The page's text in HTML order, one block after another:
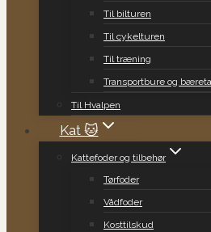
Til bilturen
Til cykelturen
Til træning
Transportbure og
Til Hvalpen
Kat 🐱
Kattefoder og tilbehør
Tørfoder
Vådfoder
Kosttilskud